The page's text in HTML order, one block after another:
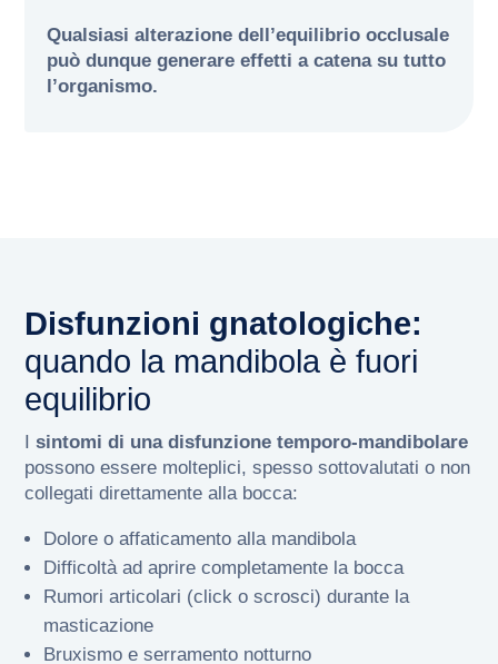
Qualsiasi alterazione dell’equilibrio occlusale
può dunque generare effetti a catena su tutto
l’organismo.
Disfunzioni gnatologiche:
quando la mandibola è fuori
equilibrio
Isintomi di una disfunzione temporo-mandibolare
possono essere molteplici, spesso sottovalutati o non
collegati direttamente alla bocca:
Dolore o affaticamento alla mandibola
Difficoltà ad aprire completamente la bocca
Rumori articolari (click o scrosci) durante la
masticazione
Bruxismo e serramento notturno